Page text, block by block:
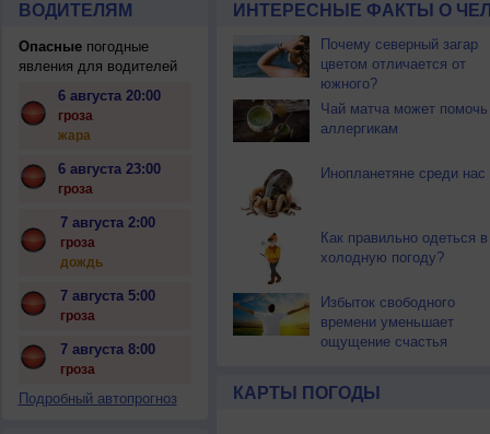
ВОДИТЕЛЯМ
Опасныепогодные
явления для водителей
6 августа 20:00
гроза
жара
6 августа 23:00
гроза
7 августа 2:00
гроза
дождь
7 августа 5:00
гроза
7 августа 8:00
гроза
Подробный автопрогноз
ИНТЕРЕСНЫЕ ФАКТЫ О
Почему северный загар
цветом отличается от
южного?
Чай матча может помочь
аллергикам
Инопланетяне среди нас
Как правильно одеться в
холодную погоду?
Избыток свободного
времени уменьшает
ощущение счастья
КАРТЫ ПОГОДЫ